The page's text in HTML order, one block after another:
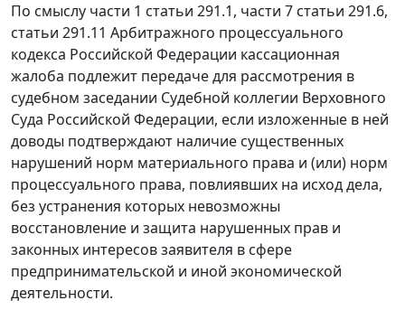
По смыслу части 1 статьи 291.1, части 7 статьи 291.6,
статьи 291.11 Арбитражного процессуального
кодекса Российской Федерации кассационная
жалоба подлежит передаче для рассмотрения в
судебном заседании Судебной коллегии Верховного
Суда Российской Федерации, если изложенные в ней
доводы подтверждают наличие существенных
нарушений норм материального права и (или) норм
процессуального права, повлиявших на исход дела,
без устранения которых невозможны
восстановление и защита нарушенных прав и
законных интересов заявителя в сфере
предпринимательской и иной экономической
деятельности.